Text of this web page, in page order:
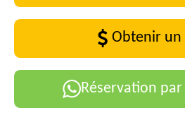
Obtenir un
Réservation